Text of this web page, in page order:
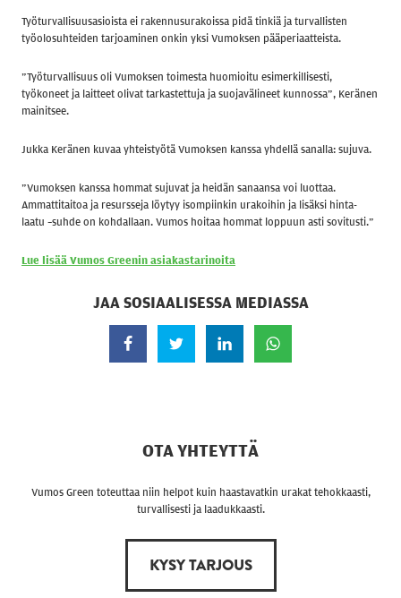
Työturvallisuusasioista ei rakennusurakoissa pidä tinkiä ja turvallisten
työolosuhteiden tarjoaminen onkin yksi Vumoksen pääperiaatteista.
”Työturvallisuus oli Vumoksen toimesta huomioitu esimerkillisesti,
työkoneet ja laitteet olivat tarkastettuja ja suojavälineet kunnossa”, Keränen
mainitsee.
Jukka Keränen kuvaa yhteistyötä Vumoksen kanssa yhdellä sanalla: sujuva.
”Vumoksen kanssa hommat sujuvat ja heidän sanaansa voi luottaa.
Ammattitaitoa ja resursseja löytyy isompiinkin urakoihin ja lisäksi hinta-
laatu –suhde on kohdallaan. Vumos hoitaa hommat loppuun asti sovitusti.”
Lue lisää Vumos Greenin asiakastarinoita
JAA SOSIAALISESSA MEDIASSA
Jaa FacebookissaJaa TwitterissäJaa LinkedInissä
OTA YHTEYTTÄ
Vumos Green toteuttaa niin helpot kuin haastavatkin urakat tehokkaasti,
turvallisesti ja laadukkaasti.
KYSY TARJOUS